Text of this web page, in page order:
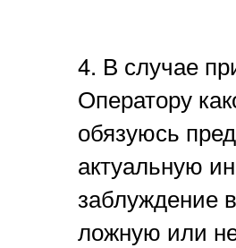
4. В случае
Оператору
обязуюсь
актуальную
заблуждение
ложную или